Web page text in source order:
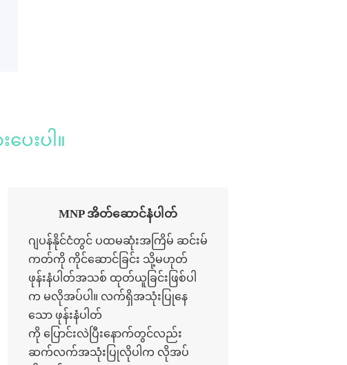
းပါ။
MNP အိတ်ဆောင်နံပါတ်
ဂျပန်နိုင်ငံတွင် ပထမဆုံးအကြိမ် ဆင်းမ်
ကတ်ကို ကိုင်ဆောင်ခြင်း သို့မဟုတ်
ဖုန်းနံပါတ်အသစ် ထုတ်ယူခြင်းဖြစ်ပါ
က မလိုအပ်ပါ။ လက်ရှိအသုံးပြုနေ
သော ဖုန်းနံပါတ်
ကို ပြောင်းလဲပြီးနောက်တွင်လည်း
ဆက်လက်အသုံးပြုလိုပါက လိုအပ်